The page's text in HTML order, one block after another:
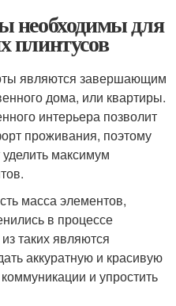
необходимы для
плинтусов
являются завершающим
дома, или квартиры.
интерьера позволит
проживания, поэтому
максимум
масса элементов,
в процессе
таких являются
аккуратную и красивую
и упростить